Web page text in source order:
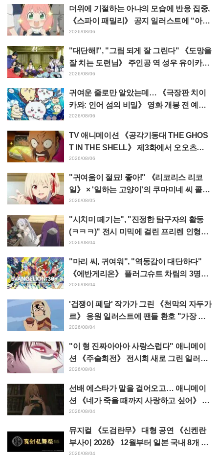
반응
더위에 기절하는 아냐의 모습에 반응 집중,
《스파이 패밀리》 공지 일러스트에 "아냐
가 녹고 있다"
2026/08/06
"대단해!", "그림 되게 잘 그린다" 《도망을
잘 치는 도련님》 주인공 역 성우 유이카와
아사키의 제13화 ED 일러스트에 찬사 속
출
2026/08/06
귀여운 줄로만 알았는데… 《극장판 치이
카와: 인어 섬의 비밀》 영화 개봉 전 예습
영상이 "생각 이상으로 가혹하다", "노동
얘기뿐이다"라며 갭에 놀라는 목소리
2026/08/06
TV 애니메이션 《공각기동대 THE GHOS
T IN THE SHELL》 제3화에서 오오츠카
아키오가 연기하는 마레스 대령 등장! 캐스
트 코멘트 & 엔드 카드 공개
2026/08/06
"귀여움이 절묘! 좋아!" 《리코리스 리코
일》 × '일하는 고양이'의 쿠마미네 씨 콜라
보 발표에 "좋아!" 반응 잇따라
2026/08/05
"시치미 떼기는", "진정한 탐구자의 활동
(ㅋㅋㅋ)" 전시 미믹에 걸린 프리렌 인형에
태클 쇄도 《장송의 프리렌》
2026/08/04
"마리 씨, 귀여워", "역동감이 대단하다"
《에반게리온》 플러그슈트 차림의 3명을
그린 마츠바라 히데노리 씨의 아름다운 드
2026/08/04
'겁쟁이 페달' 작가가 그린 《천막의 자두가
르》 응원 일러스트에 팬들 환호 "가장 평
소 그림체가 다른 사람이 그리면 이렇게 된
다"
2026/08/04
"이 형 진짜아아아 사랑스럽다" 애니메이
션 《주술회전》 전시회 새로 그린 일러스
트에서 이타도리 유지에게 다가가는 초소
에 팬들 환호
2026/08/04
선배 에스타가 말을 걸어오고… 애니메이
션 《네가 죽을 때까지 사랑하고 싶어》 제
5화 줄거리·장면 컷·WEB 예고·에피소드
포스터 공개
2026/08/04
뮤지컬 《도검란무》 대형 공연 《신켄란
부사이 2026》 12월부터 일본 국내 8개 도
시에서 개최 결정! 총 44도검남사가 집결
2026/08/04